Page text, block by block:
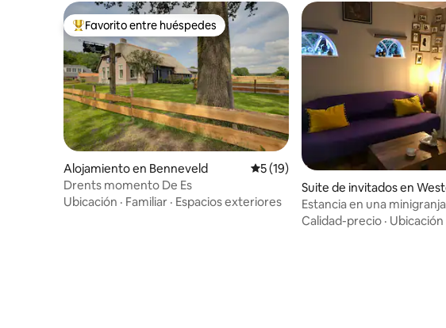
Favorito entre huéspedes preferido
Favorito entre huéspedes
Alojamiento en Benneveld Calificación promedio: 5 de 5, 19
5 (19)
Drents momento De Es
Ubicación · Familiar · Espacios exteriores
Suite de invitados en
broek
Estancia en una
Calidad-precio · Ubicación